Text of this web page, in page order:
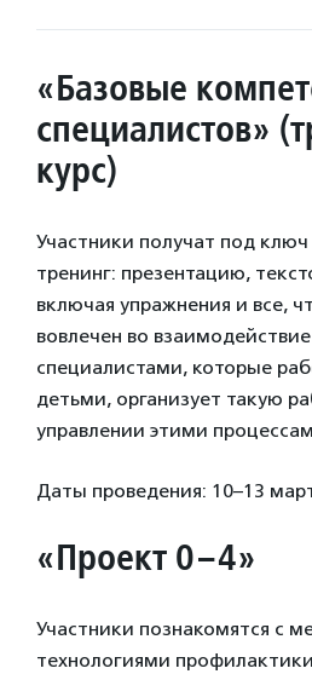
«Базовые
специалистов»
курс)
Участники получат под
тренинг: презентацию,
включая упражнения и все,
вовлечен во
специалистами, которые
детьми, организует такую
управлении этими
Даты проведения: 10–13
«Проект 0–4»
Участники познакомятся с
технологиями